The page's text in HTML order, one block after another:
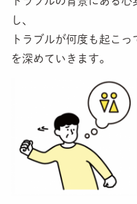
し、
トラブルが何度も起こ
を深めていきます。